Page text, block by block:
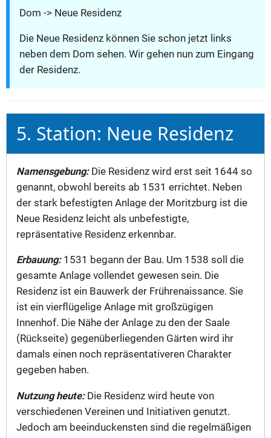
Dom -> Neue Residenz
Die Neue Residenz können Sie schon jetzt links
neben dem Dom sehen. Wir gehen nun zum Eingang
der Residenz.
5. Station: Neue Residenz
Namensgebung:Die Residenz wird erst seit 1644 so
genannt, obwohl bereits ab 1531 errichtet. Neben
der stark befestigten Anlage der Moritzburg ist die
Neue Residenz leicht als unbefestigte,
repräsentative Residenz erkennbar.
Erbauung: 1531 begann der Bau. Um 1538 soll die
gesamte Anlage vollendet gewesen sein. Die
Residenz ist ein Bauwerk der Frührenaissance. Sie
ist ein vierflügelige Anlage mit großzügigen
Innenhof. Die Nähe der Anlage zu den der Saale
(Rückseite) gegenüberliegenden Gärten wird ihr
damals einen noch repräsentativeren Charakter
gegeben haben.
Nutzung heute:Die Residenz wird heute von
verschiedenen Vereinen und Initiativen genutzt.
Jedoch am beeinduckensten sind die regelmäßigen